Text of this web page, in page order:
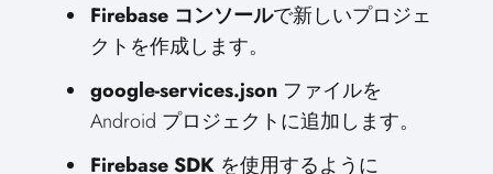
Firebase コンソールで新しいプロジェ
クトを作成します。
google-services.json ファイルを
Android プロジェクトに追加します。
Firebase SDK を使用するように